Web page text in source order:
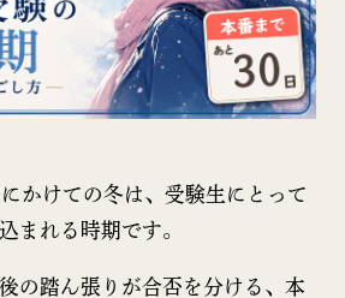
かけての冬は、受験生にとって
まれる時期です。
の踏ん張りが合否を分ける、本